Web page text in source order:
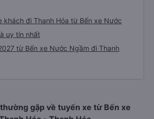
khách đi Thanh Hóa từ Bến xe Nước
uy tín nhất
từ Bến xe Nước Ngầm đi Thanh
gặp về tuyến xe từ Bến xe